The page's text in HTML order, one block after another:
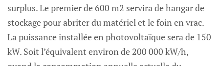
surplus. Le premier de 600 m2 servira de hangar de
stockage pour abriter du matériel et le foin en vrac.
La puissance installée en photovoltaïque sera de 150
kW. Soit l’équivalent environ de 200 000 kW/h,